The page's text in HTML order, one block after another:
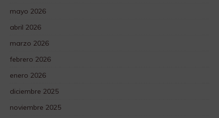
mayo 2026
abril 2026
marzo 2026
febrero 2026
enero 2026
diciembre 2025
noviembre 2025